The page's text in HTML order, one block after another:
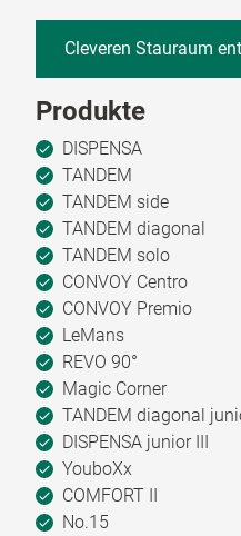
Cleveren Stauraum
Produkte
DISPENSA
TANDEM
TANDEM side
TANDEM diagonal
TANDEM solo
CONVOY Centro
CONVOY Premio
LeMans
REVO 90°
Magic Corner
TANDEM diagonal
DISPENSA junior III
YouboXx
COMFORT II
No.15